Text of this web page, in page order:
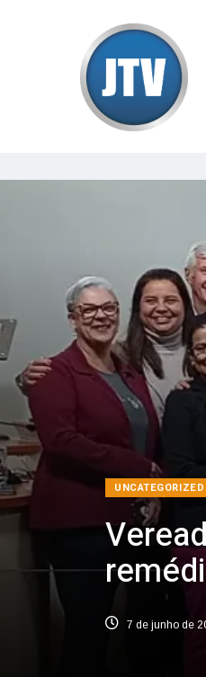
UNCATEGORIZED
7 de junho de